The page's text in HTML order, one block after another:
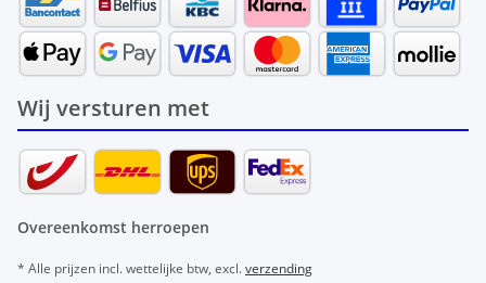
Wij versturen met
Overeenkomst herroepen
* Alle prijzen incl. wettelijke btw, excl.verzending